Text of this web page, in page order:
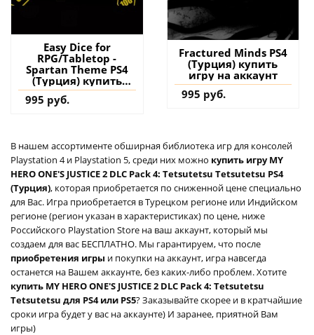
Easy Dice for
RPG/Tabletop -
Spartan Theme PS4
(Турция) купить
дополнение на
аккаунт
995 руб.
Fractured Minds PS4
(Турция) купить
игру на аккаунт
995 руб.
В нашем ассортименте обширная библиотека игр для консолей
Playstation 4 и Playstation 5, среди них можно купить игру MY
HERO ONE'S JUSTICE 2 DLC Pack 4: Tetsutetsu Tetsutetsu PS4
(Турция), которая приобретается по сниженной цене специально
для Вас. Игра приобретается в Турецком регионе или Индийском
регионе (регион указан в характеристиках) по цене, ниже
Российского Playstation Store на ваш аккаунт, который мы
создаем для вас БЕСПЛАТНО. Мы гарантируем, что после
приобретения игры и покупки на аккаунт, игра навсегда
останется на Вашем аккаунте, без каких-либо проблем. Хотите
купить MY HERO ONE'S JUSTICE 2 DLC Pack 4: Tetsutetsu
Tetsutetsu для PS4 или PS5? Заказывайте скорее и в кратчайшие
сроки игра будет у вас на аккаунте) И заранее, приятной Вам
игры)